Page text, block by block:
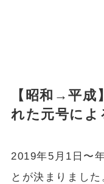
【昭和→平成
れた元号によ
2019年5月1日〜
とが決まりました